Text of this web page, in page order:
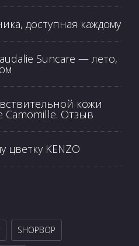
доступная каждому
Suncare — лето,
кожи
Camomille. Отзыв
цветку KENZO
SHOPBOP